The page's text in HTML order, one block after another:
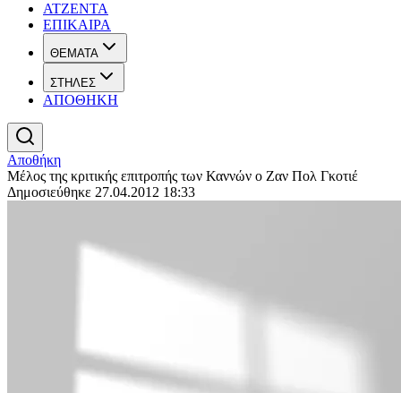
ΑΤΖΕΝΤΑ
ΕΠΙΚΑΙΡΑ
ΘΕΜΑΤΑ
ΣΤΗΛΕΣ
ΑΠΟΘΗΚΗ
Αποθήκη
Μέλος της κριτικής επιτροπής των Καννών ο Ζαν Πολ Γκοτιέ
Δημοσιεύθηκε 27.04.2012 18:33